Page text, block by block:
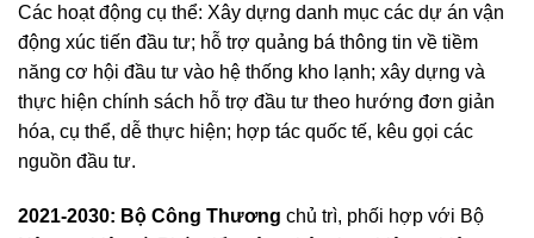
Các hoạt động cụ thể: Xây dựng danh mục các dự án vận
động xúc tiến đầu tư; hỗ trợ quảng bá thông tin về tiềm
năng cơ hội đầu tư vào hệ thống kho lạnh; xây dựng và
thực hiện chính sách hỗ trợ đầu tư theo hướng đơn giản
hóa, cụ thể, dễ thực hiện; hợp tác quốc tế, kêu gọi các
nguồn đầu tư.
2021-2030: Bộ Công Thương chủ trì, phối hợp với Bộ